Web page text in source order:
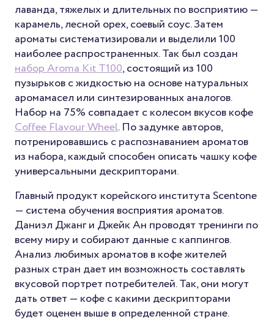
лаванда, тяжелых и длительных по восприятию —
карамель, лесной орех, соевый соус. Затем
ароматы систематизировали и выделили 100
наиболее распространенных. Так был создан
набор Aroma Kit T100, состоящий из 100
пузырьков с жидкостью на основе натуральных
аромамасел или синтезированных аналогов.
Набор на 75% совпадает с колесом вкусов кофе
Coffee Flavour Wheel. По задумке авторов,
потренировавшись с распознаванием ароматов
из набора, каждый способен описать чашку кофе
универсальными дескрипторами.
Главный продукт корейского института Scentone
— система обучения восприятия ароматов.
Даниэл Джанг и Джейк Ан проводят тренинги по
всему миру и собирают данные с каппингов.
Анализ любимых ароматов в кофе жителей
разных стран дает им возможность составлять
вкусовой портрет потребителей. Так, они могут
дать ответ — кофе с какими дескрипторами
будет оценен выше в определенной стране.